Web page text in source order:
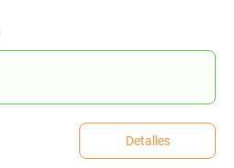
Detalles